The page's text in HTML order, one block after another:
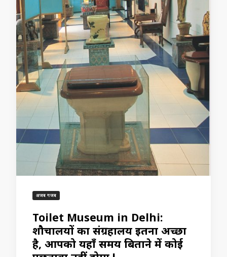
अजब गजब
Toilet Museum in Delhi:
शौचालयों का संग्रहालय इतना अच्छा
है, आपको यहाँ समय बिताने में कोई